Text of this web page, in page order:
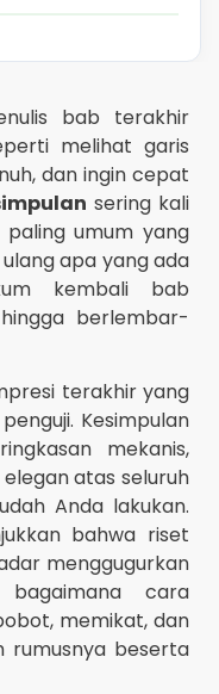
bab terakhir
melihat garis
dan ingin cepat
sering kali
paling umum yang
apa yang ada
kembali bab
berlembar-
terakhir yang
Kesimpulan
mekanis,
atas seluruh
Anda lakukan.
bahwa riset
menggugurkan
bagaimana cara
memikat, dan
rumusnya beserta